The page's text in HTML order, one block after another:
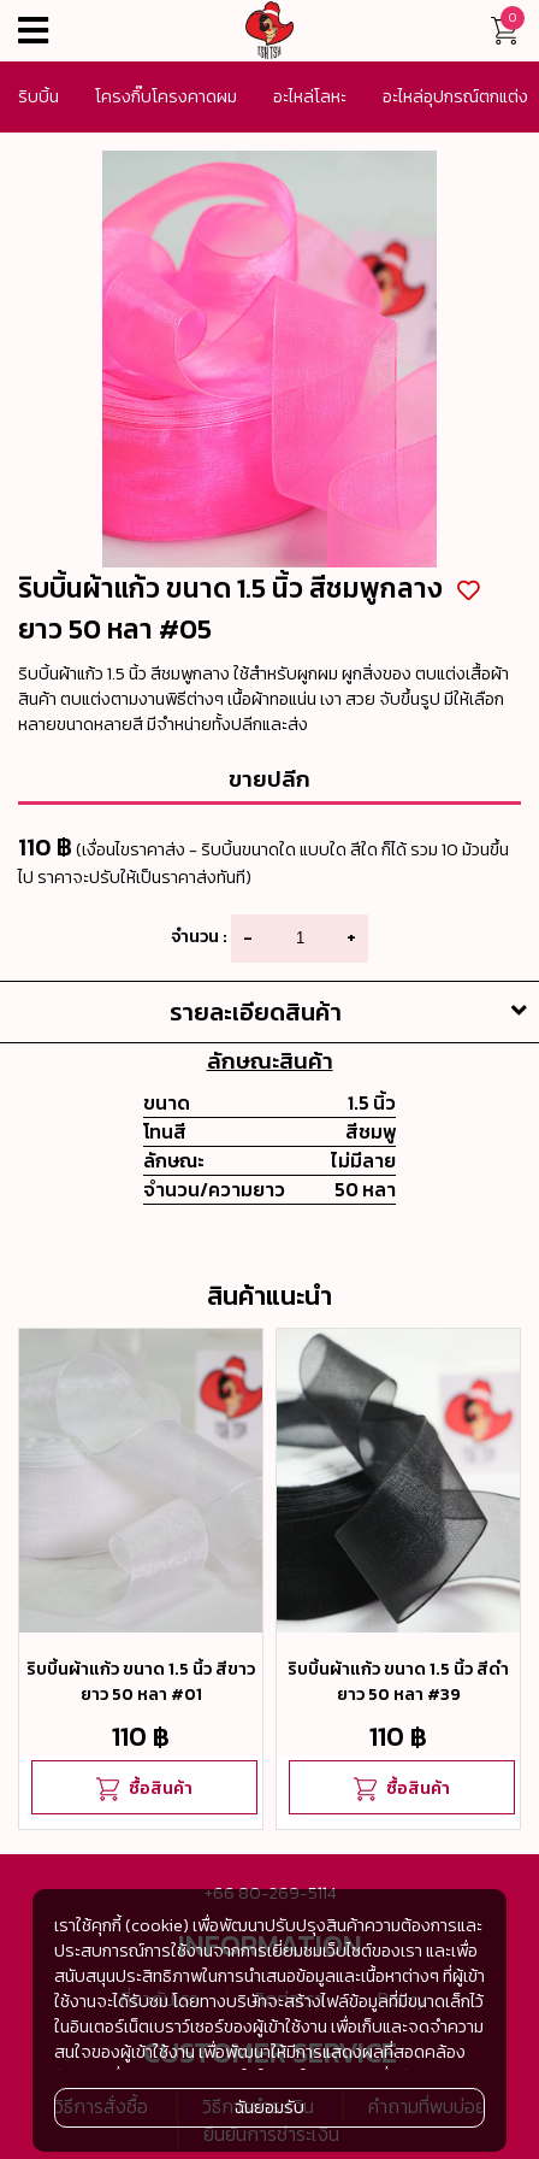
0
menu
ริบบิ้น โครงกิ๊บโครงคาดผม อะไหล่โลหะ อะไหล่อุปกรณ์ตกแต่ง
SALE
ริบบิ้นผ้าแก้ว ขนาด 1.5 นิ้ว สีชมพูกลาง
ยาว 50 หลา #05
ริบบิ้นผ้าแก้ว 1.5 นิ้ว สีชมพูกลาง ใช้สำหรับผูกผม ผูกสิ่งของ ตบแต่งเสื้อผ้า
สินค้า ตบแต่งตามงานพิธีต่างๆ เนื้อผ้าทอแน่น เงา สวย จับขึ้นรูป มีให้เลือก
หลายขนาดหลายสี มีจำหน่ายทั้งปลีกและส่ง
ขายปลีก
110 ฿(เงื่อนไขราคาส่ง - ริบบิ้นขนาดใด แบบใด สีใด ก็ได้ รวม 10 ม้วนขึ้น
ไป ราคาจะปรับให้เป็นราคาส่งทันที)
จำนวน : - +
รายละเอียดสินค้า
ลักษณะสินค้า
ขนาด
1.5 นิ้ว
โทนสี
สีชมพู
ลักษณะ
ไม่มีลาย
จำนวน/ความยาว
50 หลา
สินค้าแนะนำ
ริบบิ้นผ้าแก้ว ขนาด 1.5 นิ้ว สีขาว
ยาว 50 หลา #01
110 ฿
ซื้อสินค้า
ริบบิ้นผ้าแก้ว ขนาด 1.5 นิ้ว สีดำ
ยาว 50 หลา #39
110 ฿
ซื้อสินค้า
+66 80-269-5114
INFORMATION
เกี่ยวกับเรา ติดต่อเรา Policy
CUSTOMER SERVICE
วิธีการสั่งซื้อ วิธีการชำระเงิน
คำถามที่พบบ่อย
ยืนยันการชำระเงิน
เราใช้คุกกี้ (cookie) เพื่อพัฒนาปรับปรุงสินค้าความต้องการและ
ประสบการณ์การใช้งานจากการเยี่ยมชมเว็บไซต์ของเรา และเพื่อ
สนับสนุนประสิทธิภาพในการนำเสนอข้อมูลและเนื้อหาต่างๆ ที่ผู้เข้า
ใช้งานจะได้รับชม โดยทางบริษัทจะสร้างไฟล์ข้อมูลที่มีขนาดเล็กไว้
ในอินเตอร์เน็ตเบราว์เซอร์ของผู้เข้าใช้งาน เพื่อเก็บและจดจำความ
สนใจของผู้เข้าใช้งาน เพื่อพัฒนาให้มีการแสดงผลที่สอดคล้อง
กับความชื่นชอบและความสนใจในการใช้งาน และเพื่อพัฒนา
ประสิทธิภาพในการแสดงผลของข้อมูล รวมถึงเพื่ออำนวยความ
สะดวกในการให้บริการต่างๆ ภายในเว็บไซต์ของเรา และเมื่อผู้เข้า
ใช้งานกลับมาเยี่ยมชม หรือกลับเข้ามาใช้บริการในครั้งต่อไป แต่
ฉันยอมรับ